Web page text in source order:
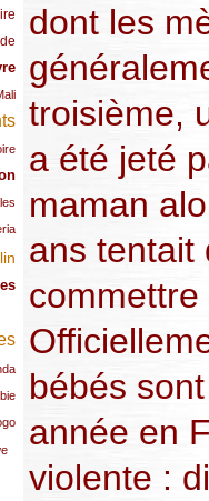
dont les
troisième,
a été jeté
maman
ans tentait
bébés
année en
violente :